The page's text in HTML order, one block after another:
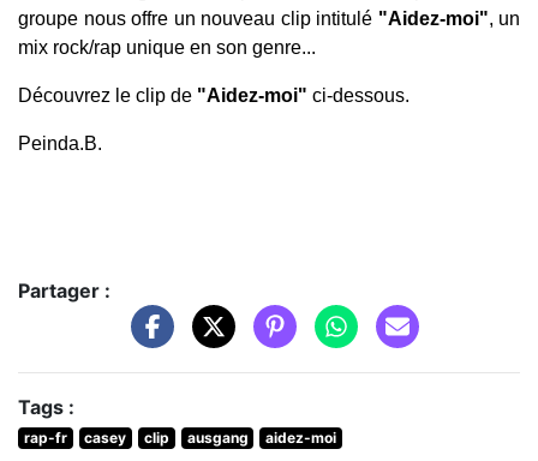
groupe nous offre un nouveau clip intitulé "Aidez-moi", un
mix rock/rap unique en son genre...
Découvrez le clip de "Aidez-moi" ci-dessous.
Peinda.B.
Partager :
Tags :
rap-fr casey clip ausgang aidez-moi